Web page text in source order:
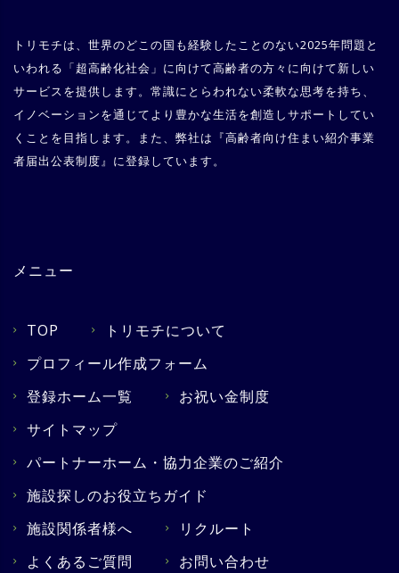
トリモチは、世界のどこの国も経験したことのない2025年問題と
いわれる「超高齢化社会」に向けて高齢者の方々に向けて新しい
サービスを提供します。常識にとらわれない柔軟な思考を持ち、
イノベーションを通じてより豊かな生活を創造しサポートしてい
くことを目指します。また、弊社は『高齢者向け住まい紹介事業
者届出公表制度』に登録しています。
メニュー
TOP
トリモチについて
プロフィール作成フォーム
登録ホーム一覧
お祝い金制度
サイトマップ
パートナーホーム・協力企業のご紹介
施設探しのお役立ちガイド
施設関係者様へ
リクルート
よくあるご質問
お問い合わせ